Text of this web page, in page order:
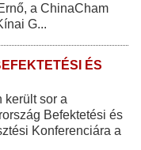
a ChinaCham
G...
ÉS
került sor a
Befektetési és
Konferenciára a